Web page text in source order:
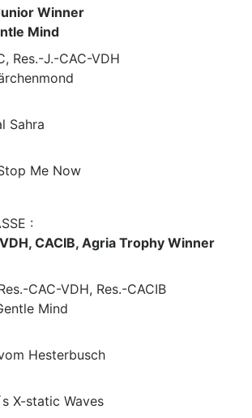
Winner
Mind
Res.-J.-CAC-VDH
Sahra
Me Now
:
CACIB, Agria Trophy Winner
CAC-VDH, Res.-CACIB
Mind
Hesterbusch
X-static Waves